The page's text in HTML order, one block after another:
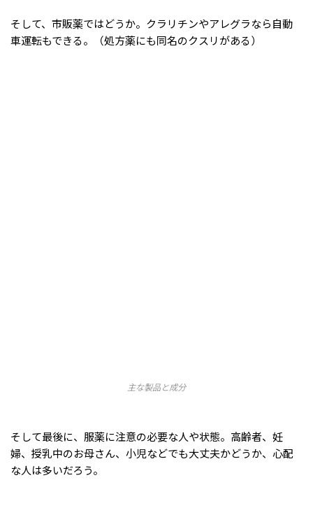
そして、市販薬ではどうか。クラリチンやアレグラなら自動
車運転もできる。（処方薬にも同名のクスリがある）
主な製品と成分
そして最後に、服薬に注意の必要な人や状態。高齢者、妊
婦、授乳中のお母さん、小児などでも大丈夫かどうか、心配
な人は多いだろう。